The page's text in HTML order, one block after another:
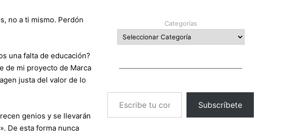
no a ti mismo. Perdón
una falta de educación?
de mi proyecto de Marca
justa del valor de lo
genios y se llevarán
De esta forma nunca
Categorías
Escribe tu correo electrónico…
Subscríbete